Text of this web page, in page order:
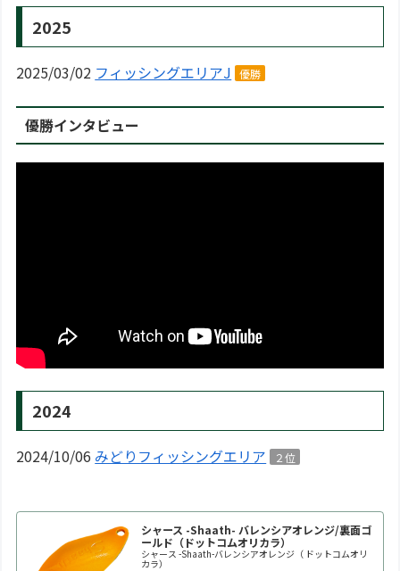
2025
2025/03/02 フィッシングエリアJ 優勝
優勝インタビュー
2024
2024/10/06 みどりフィッシングエリア ２位
シャース -Shaath- バレンシアオレンジ/裏面ゴ
ールド（ドットコムオリカラ）
シャース -Shaath-バレンシアオレンジ（ ドットコムオリ
カラ）